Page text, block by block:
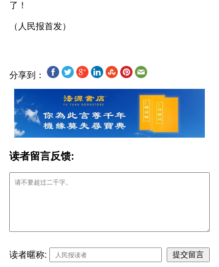
了！
分享到：
读者留言反馈:
读者暱称: